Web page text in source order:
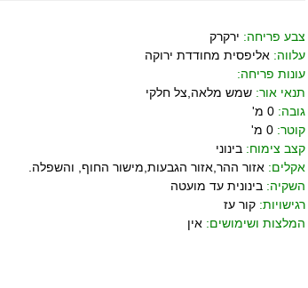
צבע פריחה: ירקרק
עלווה: אליפסית מחודדת ירוקה
עונות פריחה:
תנאי אור: שמש מלאה,צל חלקי
גובה:
קוטר:
קצב צימוח: בינוני
אקלים: אזור ההר,אזור הגבעות,מישור החוף, והשפלה.
השקיה: בינונית עד מועטה
רגישויות: קור עז
המלצות ושימושים: אין